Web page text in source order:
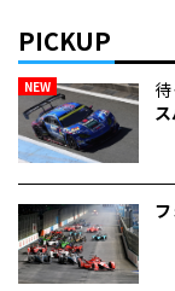
PICKUP
NEW